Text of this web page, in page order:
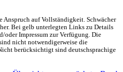
Anspruch auf Vollständigkeit. Schwächer
Bei gelb unterlegten Links zu Details
oder Impressum zur Verfügung. Die
nicht notwendigerweise die
berücksichtigt sind deutschsprachige